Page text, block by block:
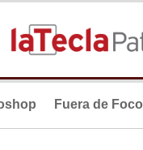
Fuera de Foco